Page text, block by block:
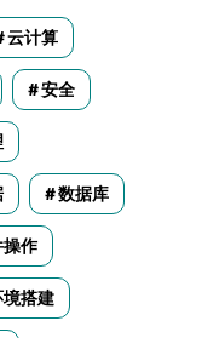
云计算
安全
数据库
作
境搭建